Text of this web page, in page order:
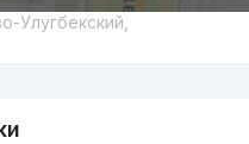
Улугбекский,